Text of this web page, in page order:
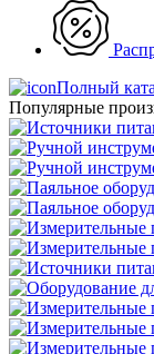
Полный
Популярные